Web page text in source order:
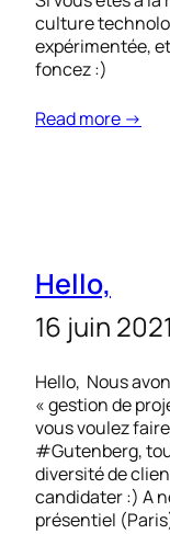
culture
expérimentée,
foncez :)
Read more →
Hello,
16 juin 2021
Hello, Nous
« gestion de
vous voulez
#Gutenberg,
diversité de
candidater :) A
présentiel